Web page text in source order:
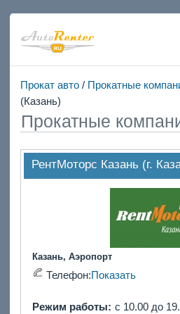
Прокат авто/ Прокатные
(Казань)
Прокатные
РентМоторс Казань (г.
Казань, Аэропорт
Телефон:Показать
Режим работы: с 10.00 до